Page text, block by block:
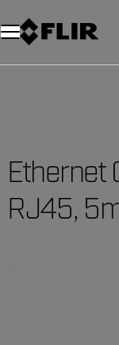
Ethernet
RJ45,